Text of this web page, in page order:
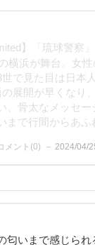
】「琉球警察
横浜が舞台。女
で見た目は日本
展開が早くなり
、骨太なメッセ
まで行間からあふ
メント(0) 2024/04/
匂いまで感じら